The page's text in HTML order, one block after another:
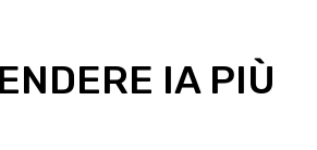
IA PIÙ